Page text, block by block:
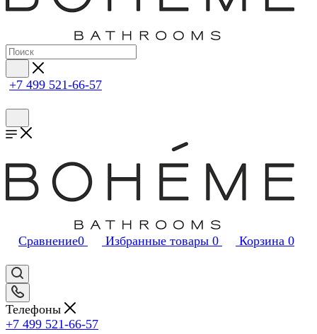
+7 499 521-66-57
Сравнение0 Избранные товары 0 Корзина 0
Телефоны
+7 499 521-66-57